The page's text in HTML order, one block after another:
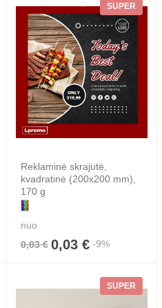
SUPER
Reklaminė skrajutė,
kvadratinė (200x200 mm),
170 g
nuo
0,03 € 0,03 € -9%
SUPER